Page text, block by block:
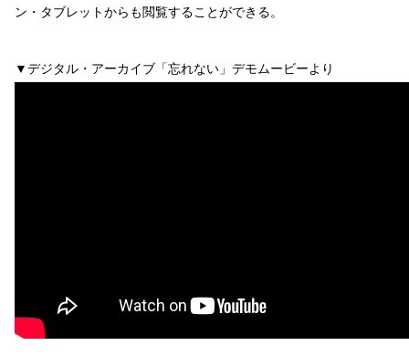
ン・タブレットからも閲覧することができる。
▼デジタル・アーカイブ「忘れない」デモムービーより